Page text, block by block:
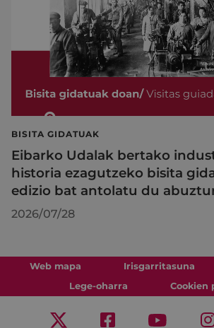
BISITA GIDATUAK
Eibarko Udalak bertako
historia ezagutzeko bisita
edizio bat antolatu du
2026/07/28
Web mapa Irisgarritasuna
Lege-oharra
Cookien